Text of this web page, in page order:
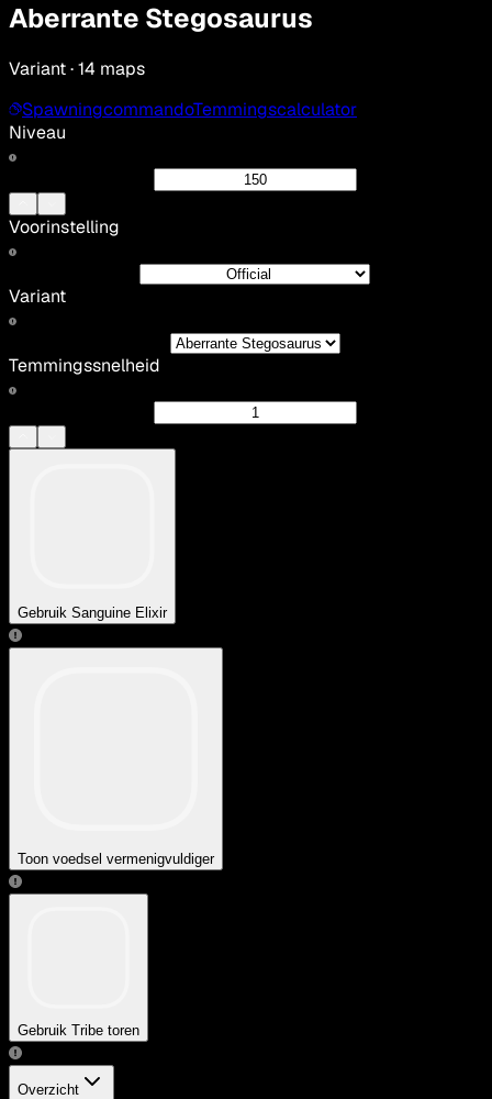
Aberrante Stegosaurus
Variant · 14 maps
SpawningcommandoTemmingscalculator
Niveau
Voorinstelling
Variant
Temmingssnelheid
Gebruik Sanguine Elixir
Toon voedsel vermenigvuldiger
Gebruik Tribe toren
Overzicht